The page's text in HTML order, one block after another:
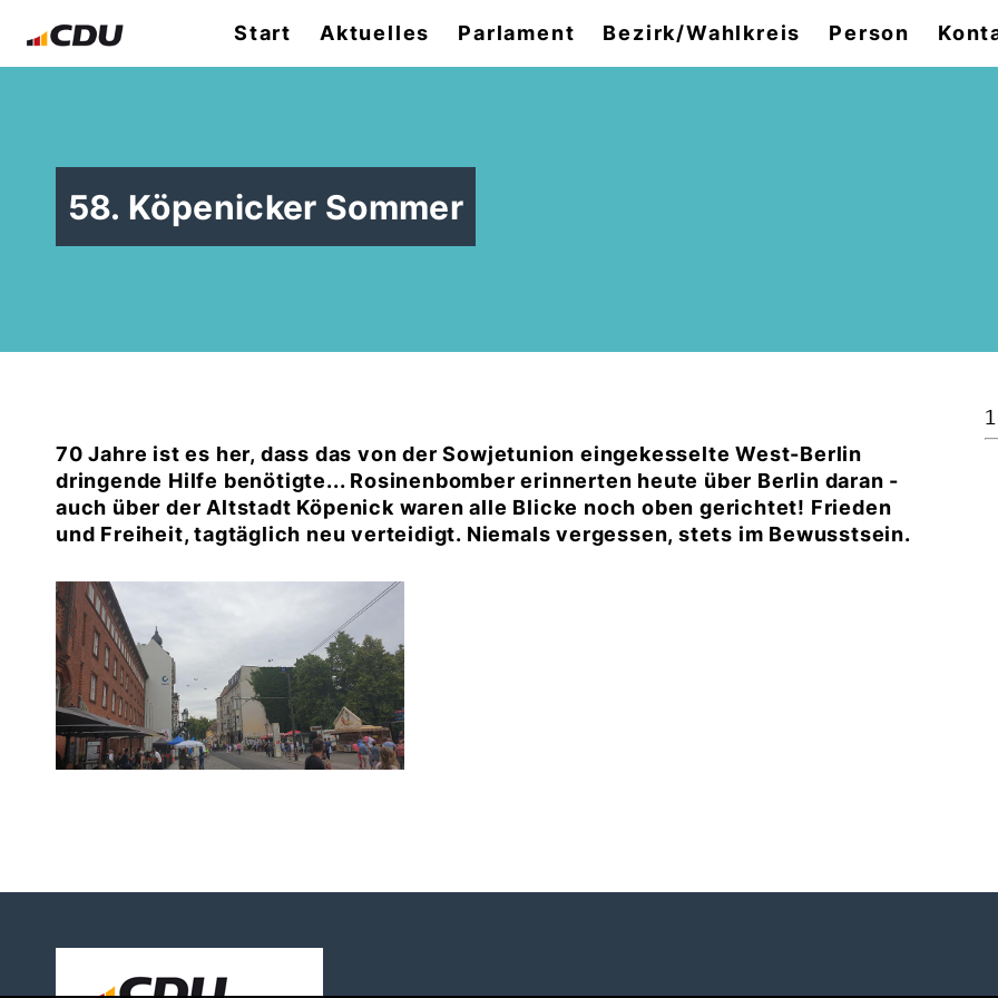
Start Aktuelles Parlament Bezirk/Wahlkreis Person
58. Köpenicker Sommer
70 Jahre ist es her, dass das von der Sowjetunion eingekesselte West-Berlin
dringende Hilfe benötigte... Rosinenbomber erinnerten heute über Berlin daran -
auch über der Altstadt Köpenick waren alle Blicke noch oben gerichtet! Frieden
und Freiheit, tagtäglich neu verteidigt. Niemals vergessen, stets im Bewusstsein.